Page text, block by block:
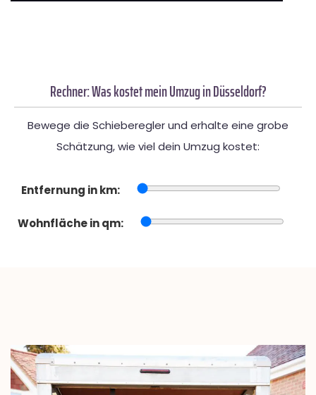
Rechner: Was kostet mein Umzug in Düsseldorf?
Bewege die Schieberegler und erhalte eine grobe
Schätzung, wie viel dein Umzug kostet:
Entfernung in km:
Wohnfläche in qm: